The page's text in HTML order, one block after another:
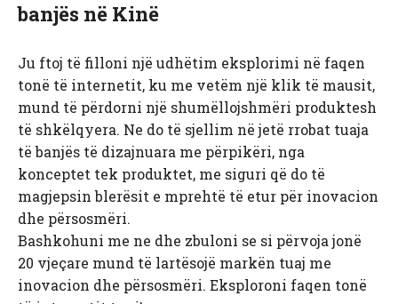
banjës në Kinë
Ju ftoj të filloni një udhëtim eksplorimi në faqen
tonë të internetit, ku me vetëm një klik të mausit,
mund të përdorni një shumëllojshmëri produktesh
të shkëlqyera. Ne do të sjellim në jetë rrobat tuaja
të banjës të dizajnuara me përpikëri, nga
konceptet tek produktet, me siguri që do të
magjepsin blerësit e mprehtë të etur për inovacion
dhe përsosmëri.
Bashkohuni me ne dhe zbuloni se si përvoja jonë
20 vjeçare mund të lartësojë markën tuaj me
inovacion dhe përsosmëri. Eksploroni faqen tonë